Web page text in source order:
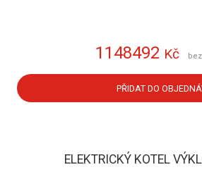
1148492 Kč
PŘIDAT DO
ELEKTRICKÝ KOTEL